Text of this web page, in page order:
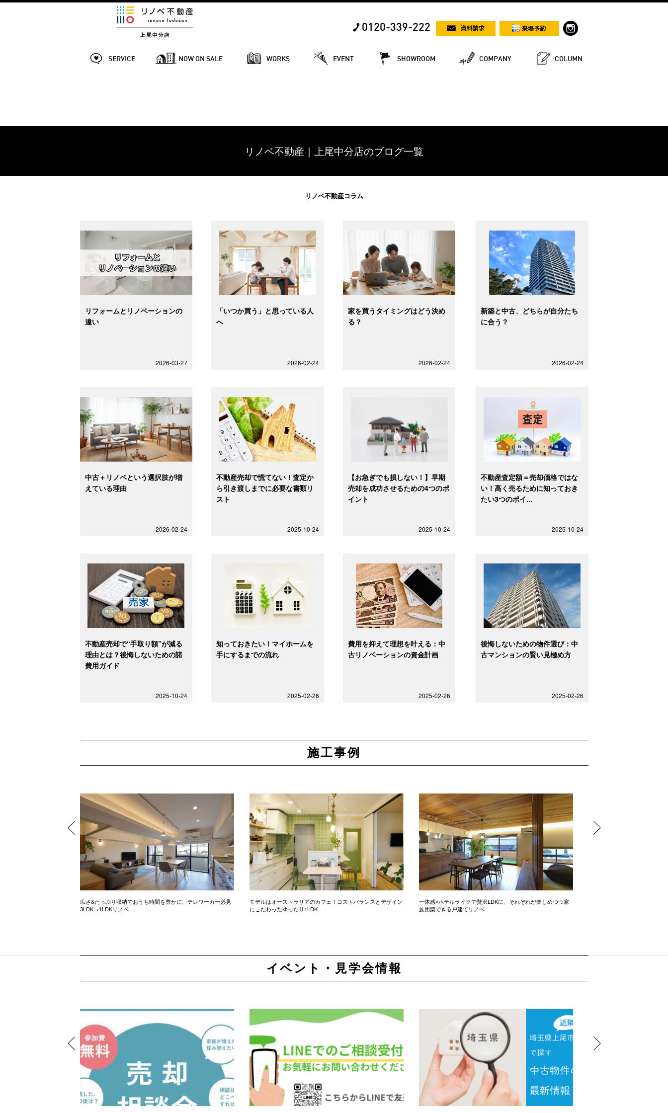
0120-339-222
SERVICE NOW ON SALE WORKS EVENT SHOWROOM COMPANY COLUMN
リノベ不動産｜上尾中分店のブログ一覧
リノベ不動産コラム
リフォームとリノベーションの
違い
2026-03-27
「いつか買う」と思っている人
へ
2026-02-24
家を買うタイミングはどう決め
る？
2026-02-24
新築と中古、どちらが自分たち
に合う？
2026-02-24
中古＋リノベという選択肢が増
えている理由
2026-02-24
不動産売却で慌てない！査定か
ら引き渡しまでに必要な書類リ
スト
2025-10-24
【お急ぎでも損しない！】早期
売却を成功させるための4つのポ
イント
2025-10-24
不動産査定額＝売却価格ではな
い！高く売るために知っておき
たい3つのポイ...
2025-10-24
不動産売却で“手取り額”が減る
理由とは？後悔しないための諸
費用ガイド
2025-10-24
知っておきたい！マイホームを
手にするまでの流れ
2025-02-26
費用を抑えて理想を叶える：中
古リノベーションの資金計画
2025-02-26
後悔しないための物件選び：中
古マンションの賢い見極め方
2025-02-26
施工事例
広さ&たっぷり収納でおうち時間を豊かに、テレワーカー必見
3LDK→1LDKリノベ
モデルはオーストラリアのカフェ！コストバランスとデザイン
にこだわったゆったり1LDK
一体感×ホテルライクで贅沢LDKに、それぞれが楽しめつつ家
族団欒できる戸建てリノベ
イベント・見学会情報